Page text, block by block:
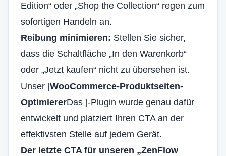
Edition“ oder „Shop the Collection“ regen zum
sofortigen Handeln an.
Reibung minimieren: Stellen Sie sicher,
dass die Schaltfläche „In den Warenkorb“
oder „Jetzt kaufen“ nicht zu übersehen ist.
Unser [WooCommerce-Produktseiten-
OptimiererDas ]-Plugin wurde genau dafür
entwickelt und platziert Ihren CTA an der
effektivsten Stelle auf jedem Gerät.
Der letzte CTA für unseren „ZenFlow